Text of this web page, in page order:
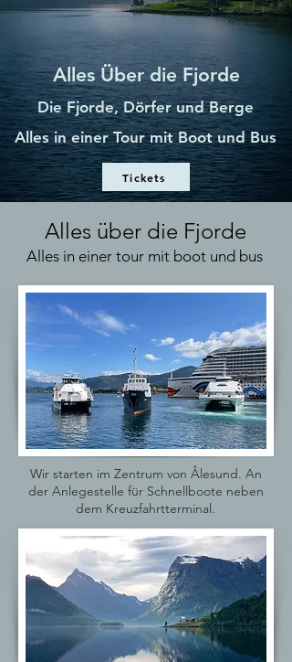
Alles Über die Fjorde
Die Fjorde, Dörfer und Berge
Alles in einer Tour mit Boot und Bus
Tickets
Alles über die Fjorde
Alles in einer tour mit boot und bus
Wir starten im Zentrum von Ålesund. An
der Anlegestelle für Schnellboote neben
dem Kreuzfahrtterminal.